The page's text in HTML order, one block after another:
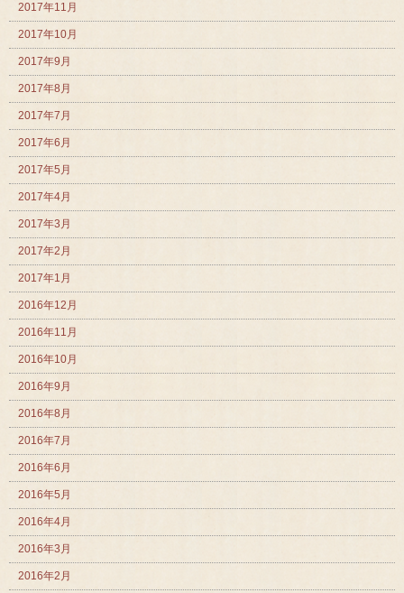
2017年11月
2017年10月
2017年9月
2017年8月
2017年7月
2017年6月
2017年5月
2017年4月
2017年3月
2017年2月
2017年1月
2016年12月
2016年11月
2016年10月
2016年9月
2016年8月
2016年7月
2016年6月
2016年5月
2016年4月
2016年3月
2016年2月